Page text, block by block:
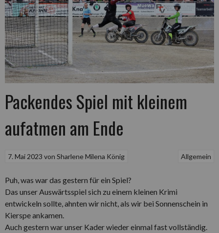
Packendes Spiel mit kleinem
aufatmen am Ende
Allgemein
7. Mai 2023 vonSharlene Milena König
Puh, was war das gestern für ein Spiel?
Das unser Auswärtsspiel sich zu einem kleinen Krimi
entwickeln sollte, ahnten wir nicht, als wir bei Sonnenschein in
Kierspe ankamen.
Auch gestern war unser Kader wieder einmal fast vollständig.